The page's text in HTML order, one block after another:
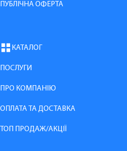
ПУБЛІЧНА ОФЕРТА
КАТАЛОГ
ПОСЛУГИ
ПРО КОМПАНІЮ
ОПЛАТА ТА ДОСТАВКА
ТОП ПРОДАЖ/АКЦІЇ